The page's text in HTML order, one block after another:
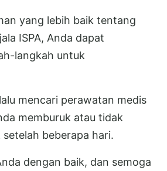
yang lebih baik tentang
ISPA, Anda dapat
langkah untuk
mencari perawatan medis
memburuk atau tidak
beberapa hari.
dengan baik, dan semoga